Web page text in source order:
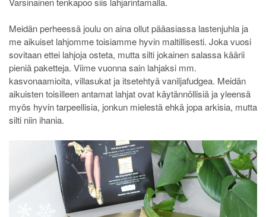
Meidän perheessä joulu on aina ollut pääasiassa lastenjuhla ja
me aikuiset lahjomme toisiamme hyvin maltillisesti. Joka vuosi
sovitaan ettei lahjoja osteta, mutta silti jokainen salassa käärii
pieniä paketteja. Viime vuonna sain lahjaksi mm.
kasvonaamioita, villasukat ja itsetehtyä vaniljafudgea. Meidän
aikuisten toisilleen antamat lahjat ovat käytännöllisiä ja yleensä
myös hyvin tarpeellisia, jonkun mielestä ehkä jopa arkisia, mutta
silti niin ihania.